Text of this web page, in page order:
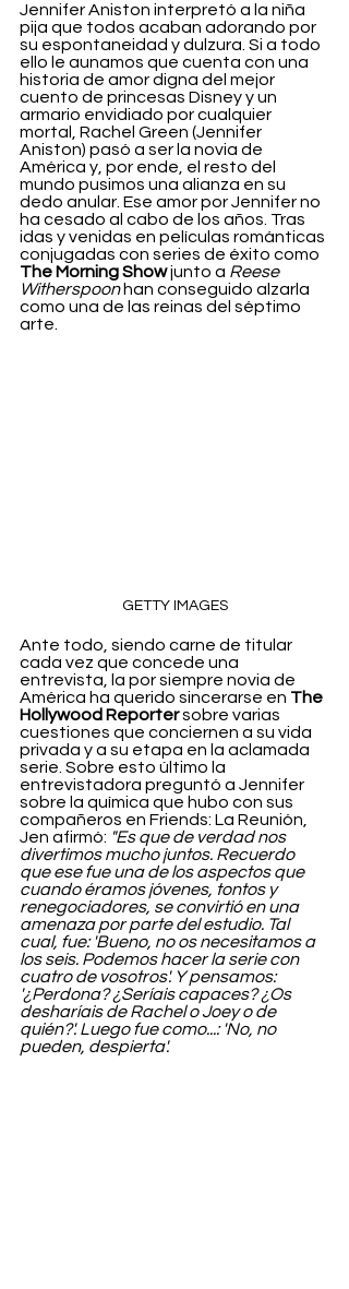
Jennifer Aniston interpretó a la niña
pija que todos acaban adorando por
su espontaneidad y dulzura. Si a todo
ello le aunamos que cuenta con una
historia de amor digna del mejor
cuento de princesas Disney y un
armario envidiado por cualquier
mortal, Rachel Green (Jennifer
Aniston) pasó a ser la novia de
América y, por ende, el resto del
mundo pusimos una alianza en su
dedo anular. Ese amor por Jennifer no
ha cesado al cabo de los años. Tras
idas y venidas en películas románticas
conjugadas con series de éxito como
The Morning Show junto a Reese
Witherspoon han conseguido alzarla
como una de las reinas del séptimo
arte.
GETTY IMAGES
Ante todo, siendo carne de titular
cada vez que concede una
entrevista, la por siempre novia de
América ha querido sincerarse en The
Hollywood Reporter sobre varias
cuestiones que conciernen a su vida
privada y a su etapa en la aclamada
serie. Sobre esto último la
entrevistadora preguntó a Jennifer
sobre la química que hubo con sus
compañeros en Friends: La Reunión,
Jen afirmó: "Es que de verdad nos
divertimos mucho juntos. Recuerdo
que ese fue una de los aspectos que
cuando éramos jóvenes, tontos y
renegociadores, se convirtió en una
amenaza por parte del estudio. Tal
cual, fue: 'Bueno, no os necesitamos a
los seis. Podemos hacer la serie con
cuatro de vosotros'. Y pensamos:
'¿Perdona? ¿Seríais capaces? ¿Os
desharíais de Rachel o Joey o de
quién?'. Luego fue como...: 'No, no
pueden, despierta'.